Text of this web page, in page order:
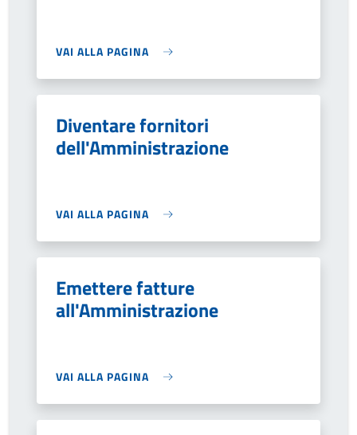
VAI ALLA PAGINA
Diventare fornitori
dell'Amministrazione
VAI ALLA PAGINA
Emettere fatture
all'Amministrazione
VAI ALLA PAGINA